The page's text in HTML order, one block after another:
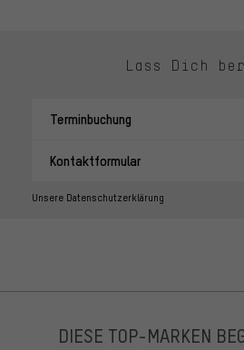
Lass Dich
Terminbuchung
Kontaktformular
Unsere Datenschutzerklärung
DIESE TOP-MARKEN